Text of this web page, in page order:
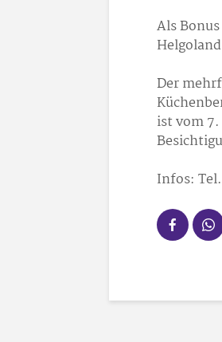
Als
Der
ist vom
Infos: